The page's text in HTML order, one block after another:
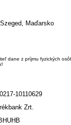
Maďarsko
dane z príjmu fyzických
10110629
Zrt.